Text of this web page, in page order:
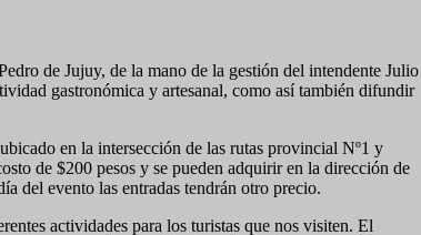
de Jujuy, de la mano de la gestión del intendente Julio
gastronómica y artesanal, como así también difundir
en la intersección de las rutas provincial Nº1 y
de $200 pesos y se pueden adquirir en la dirección de
del evento las entradas tendrán otro precio.
actividades para los turistas que nos visiten. El